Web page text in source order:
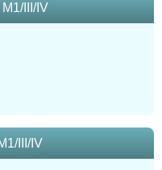
III/IV
III/IV